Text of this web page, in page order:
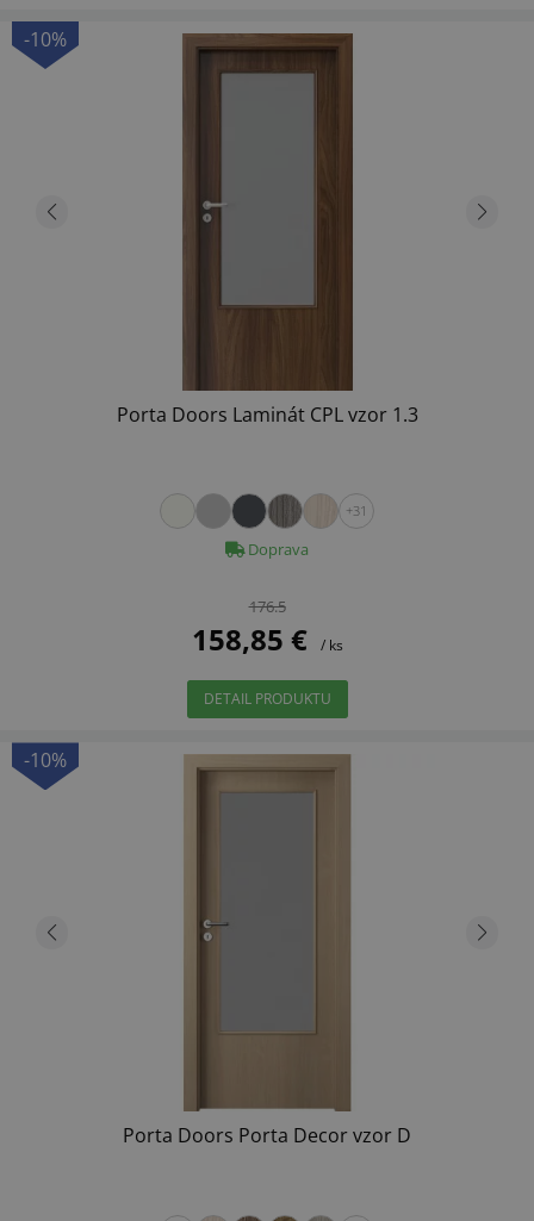
-10%
Porta Doors Laminát CPL vzor 1.3
+31
Doprava
176.5
158,85 € / ks
DETAIL PRODUKTU
-10%
Porta Doors Porta Decor vzor D